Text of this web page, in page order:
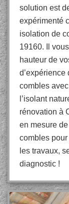
solution est
expérimenté
isolation de
19160. Il
hauteur de
d’expérience
combles
l’isolant
rénovation à
en mesure
combles
les travaux,
diagnostic !